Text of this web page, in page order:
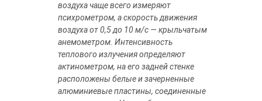
воздуха чаще всего измеряют
психрометром, а скорость движения
воздуха от 0,5 до 10 м/с — крыльчатым
анемометром. Интенсивность
теплового излучения определяют
актинометром, на его задней стенке
расположены белые и зачерненные
алюминиевые пластины, соединенные